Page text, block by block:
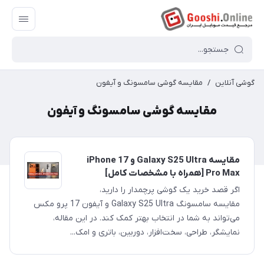
گوشی آنلاین / مقایسه گوشی سامسونگ و آیفون
مقایسه گوشی سامسونگ و آیفون
مقایسه Galaxy S25 Ultra و iPhone 17
Pro Max [همراه با مشخصات کامل]
اگر قصد خرید یک گوشی پرچمدار را دارید،
مقایسه سامسونگ Galaxy S25 Ultra و آیفون 17 پرو مکس
می‌تواند به شما در انتخاب بهتر کمک کند. در این مقاله،
نمایشگر، طراحی، سخت‌افزار، دوربین، باتری و امک...